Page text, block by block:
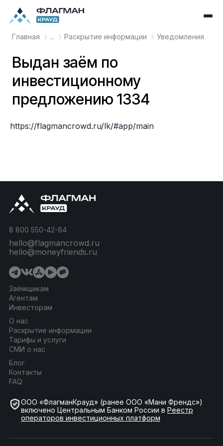
Главная ... Раскрытие информации Уведомления
Выдан заём по
инвестиционному
предложению 1334
https://flagmancrowd.ru/lk/#app/main
Заёмщикам
Агентам
Инвесторам
О нас
Раскрытие информации
Тарифы и услуги
СМИ о нас
Блог
Контакты
FAQ
8 800 550-42-64
hello@flagmancrowd.ru
hello@moneyfriends.ru
ООО «ФлагманКрауд» (ранее ООО «Мани Френдс»)
включено Центральным Банком России в Реестр
операторов инвестиционных платформ